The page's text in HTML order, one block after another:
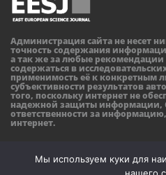
Администрация сайта не несет
точность содержания
а так же за любые
содержаться в
применимость её к конкретным
субъективности результатов
того, поскольку интернет не
надежной защиты информации,
ответственности за
интернет.
Мы используем куки для